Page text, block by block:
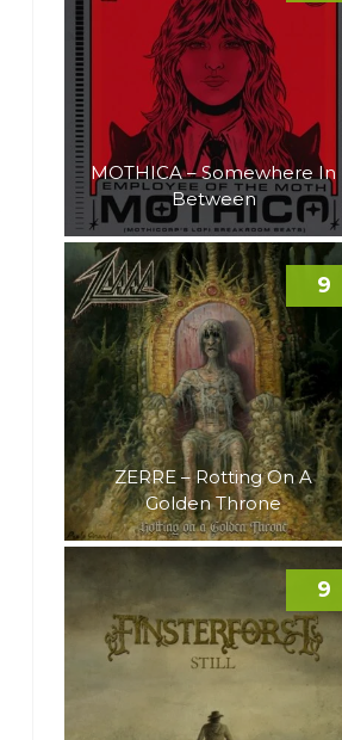
MOTHICA – Somewhere In
Between
ZERRE – Rotting On A
Golden Throne
9
9